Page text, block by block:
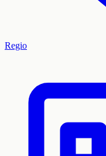
Regio